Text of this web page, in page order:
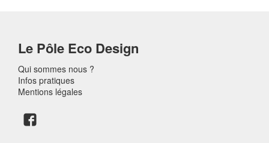
Le Pôle Eco Design
Qui sommes nous ?
Infos pratiques
Mentions légales